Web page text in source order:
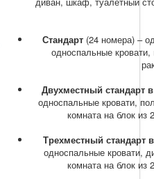
Стандарт (24 номера) –
односпальные
Двухместный стандарт
односпальные кровати,
комната на блок
Трехместный стандарт
односпальные кровати,
комната на блок